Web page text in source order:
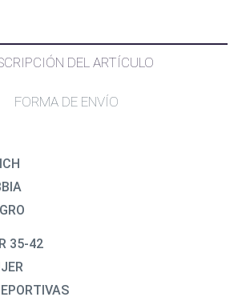
DEL ARTÍCULO
FORMA DE ENVÍO
35-42